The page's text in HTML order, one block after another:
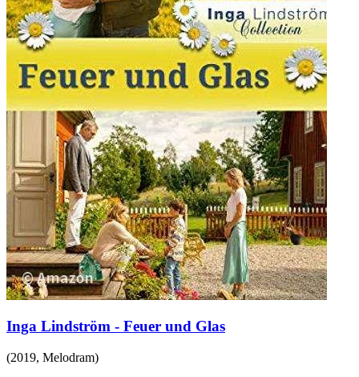
Inga Lindström - Feuer und Glas
(2019, Melodram)